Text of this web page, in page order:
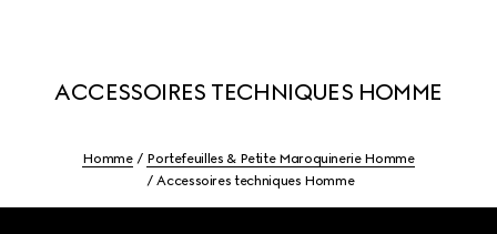
ACCESSOIRES TECHNIQUES HOMME
Homme
Portefeuilles & Petite Maroquinerie Homme
Accessoires techniques Homme